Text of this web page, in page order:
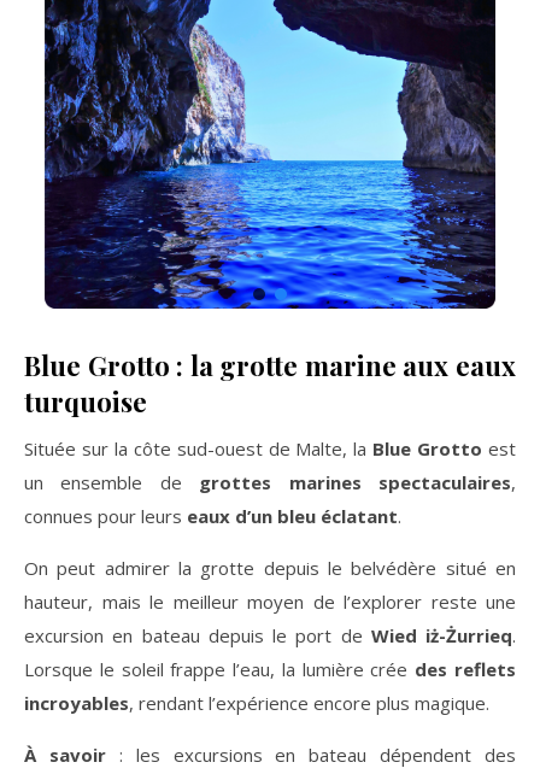
Blue Grotto : la grotte marine aux eaux
turquoise
Située sur la côte sud-ouest de Malte, la Blue Grottoest
un ensemble de grottes marines spectaculaires,
connues pour leurs eaux d’un bleu éclatant.
On peut admirer la grotte depuis le belvédère situé en
hauteur, mais le meilleur moyen de l’explorer reste une
excursion en bateau depuis le port de Wied iż-Żurrieq.
Lorsque le soleil frappe l’eau, la lumière crée des reflets
incroyables, rendant l’expérience encore plus magique.
À savoir: les excursions en bateau dépendent des